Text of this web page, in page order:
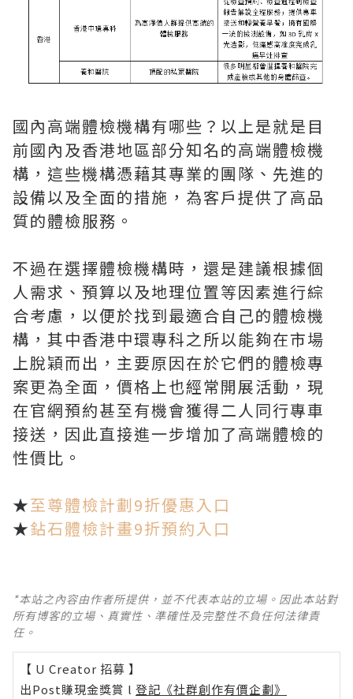
國內高端體檢機構有哪些？以上是就是目
前國內及香港地區部分知名的高端體檢機
構，這些機構憑藉其專業的團隊、先進的
設備以及全面的措施，為客戶提供了高品
質的體檢服務。
不過在選擇體檢機構時，還是建議根據個
人需求、預算以及地理位置等因素進行綜
合考慮，以便於找到最適合自己的體檢機
構，其中香港中環專科之所以能夠在市場
上脫穎而出，主要原因在於它們的體檢專
案更為全面，價格上也經常開展活動，現
在官網預約甚至有機會獲得二人同行專車
接送，因此直接進一步增加了高端體檢的
性價比。
★至尊體檢計劃9折優惠入口
★鉆石體檢計畫9折預約入口
*本站之內容由作者所提供，並不代表本站的立場。因此本站對
所有博客的立場、真實性、準確性及完整性不負任何法律責
任。
【 U Creator 招募 】
出Post賺現金獎賞 l 登記《社群創作有價企劃》